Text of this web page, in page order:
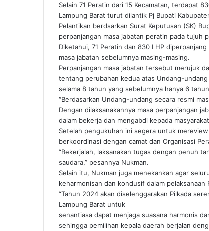
Selain 71 Peratin dari 15 Kecamatan, terdapat
Lampung Barat turut dilantik Pj Bupati
Pelantikan berdsarkan Surat Keputusan (SK)
perpanjangan masa jabatan peratin pada tujuh
Diketahui, 71 Peratin dan 830 LHP
masa jabatan sebelumnya masing-masing.
Perpanjangan masa jabatan tersebut merujuk
tentang perubahan kedua atas Undang-
selama 8 tahun yang sebelumnya hanya 6
“Berdasarkan Undang-undang secara resmi
Dengan dilaksanakannya masa perpanjangan
dalam bekerja dan mengabdi kepada
Setelah pengukuhan ini segera untuk
berkoordinasi dengan camat dan Organisasi
“Bekerjalah, laksanakan tugas dengan penuh
saudara,” pesannya Nukman.
Selain itu, Nukman juga menekankan agar
keharmonisan dan kondusif dalam pelaksanaan
“Tahun 2024 akan diselenggarakan Pilkada
Lampung Barat untuk
senantiasa dapat menjaga suasana harmonis
sehingga pemilihan kepala daerah berjalan